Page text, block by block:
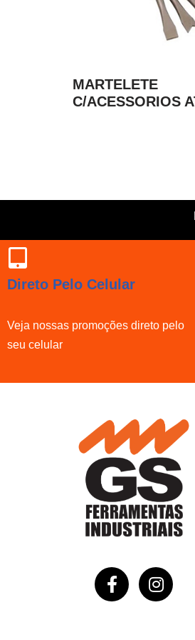
MARTELETE
C/ACESSORIOS
Direto Pelo Celular
Veja nossas promoções direto pelo
seu celular